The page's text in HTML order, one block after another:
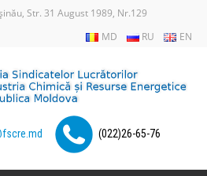
Str. 31 August 1989, Nr.129
MD
RU EN
(022)26-65-76